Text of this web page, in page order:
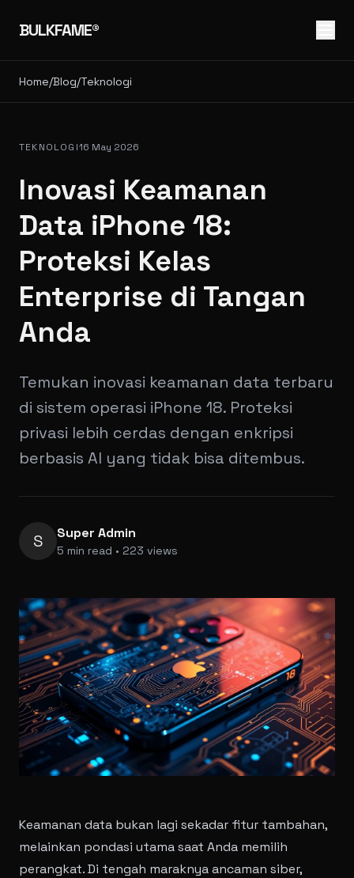
BULKFAME®
Home/Blog/Teknologi
TEKNOLOGI16 May 2026
Inovasi Keamanan
Data iPhone 18:
Proteksi Kelas
Enterprise di Tangan
Anda
Temukan inovasi keamanan data terbaru
di sistem operasi iPhone 18. Proteksi
privasi lebih cerdas dengan enkripsi
berbasis AI yang tidak bisa ditembus.
S Super Admin
5 min read • 223 views
Keamanan data bukan lagi sekadar fitur tambahan,
melainkan pondasi utama saat Anda memilih
perangkat. Di tengah maraknya ancaman siber,